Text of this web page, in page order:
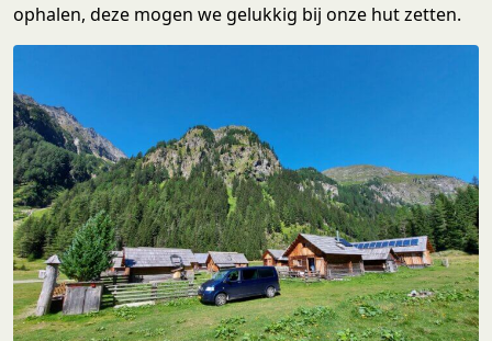
ophalen, deze mogen we gelukkig bij onze hut zetten.